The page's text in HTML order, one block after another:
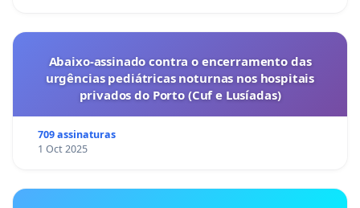
Abaixo-assinado contra o encerramento das
urgências pediátricas noturnas nos hospitais
privados do Porto (Cuf e Lusíadas)
709 assinaturas
1 Oct 2025